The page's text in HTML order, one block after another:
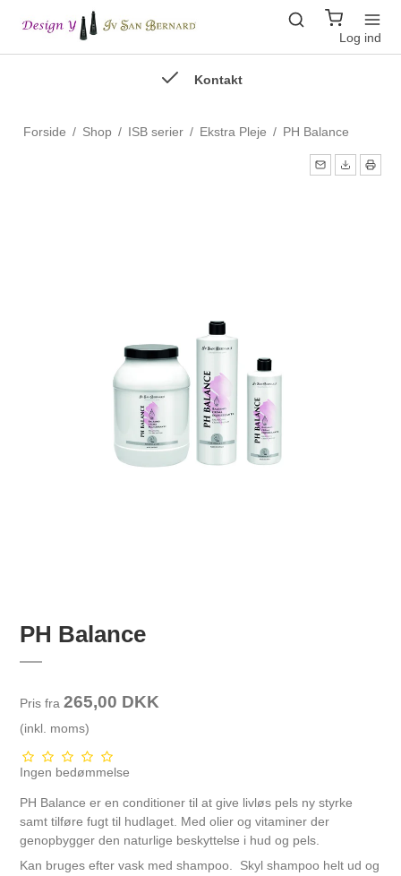
Log ind
Kontakt
Forside / Shop / ISB serier / Ekstra Pleje / PH Balance
PH Balance
Pris fra 265,00 DKK
(inkl. moms)
Ingen bedømmelse
PH Balance er en conditioner til at give livløs pels ny styrke
samt tilføre fugt til hudlaget. Med olier og vitaminer der
genopbygger den naturlige beskyttelse i hud og pels.
Kan bruges efter vask med shampoo. Skyl shampoo helt ud og